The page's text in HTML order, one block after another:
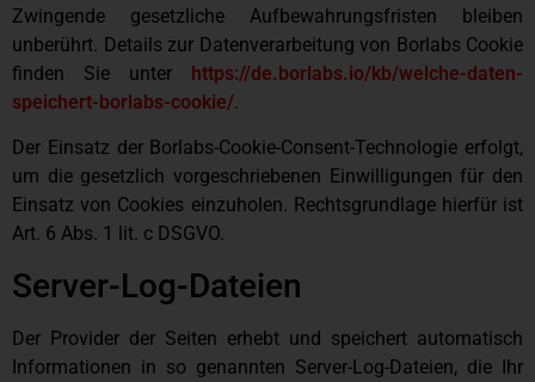
Zwingende gesetzliche Aufbewahrungsfristen bleiben
unberührt. Details zur Datenverarbeitung von Borlabs Cookie
finden Sie unter https://de.borlabs.io/kb/welche-daten-
speichert-borlabs-cookie/.
Der Einsatz der Borlabs-Cookie-Consent-Technologie erfolgt,
um die gesetzlich vorgeschriebenen Einwilligungen für den
Einsatz von Cookies einzuholen. Rechtsgrundlage hierfür ist
Art. 6 Abs. 1 lit. c DSGVO.
Server-Log-Dateien
Der Provider der Seiten erhebt und speichert automatisch
Informationen in so genannten Server-Log-Dateien, die Ihr